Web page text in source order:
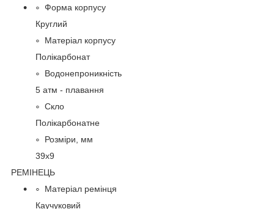
Форма корпусу
Круглий
Матеріал корпусу
Полікарбонат
Водонепроникність
5 атм - плавання
Скло
Полікарбонатне
Розміри, мм
39х9
РЕМІНЕЦЬ
Матеріал ремінця
Каучуковий